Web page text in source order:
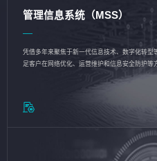
管理信息系统（MSS）
凭借多年来聚焦于新一代信息技术、数字化转
足客户在网络优化、运营维护和信息安全防护